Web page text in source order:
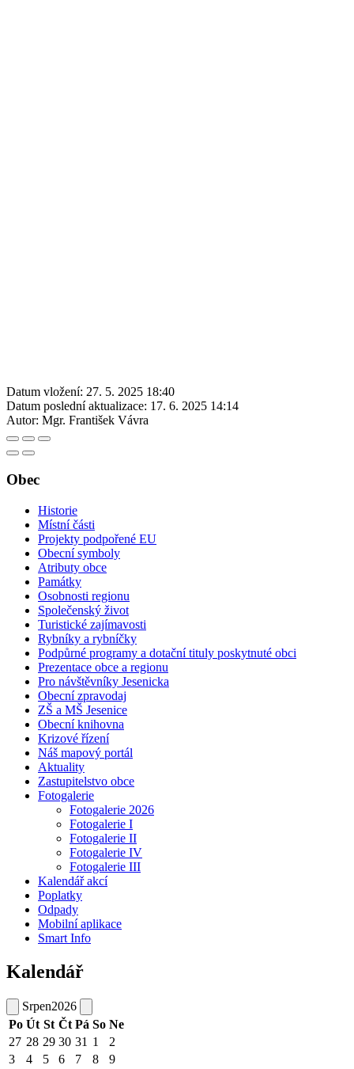
Datum vložení: 27. 5. 2025 18:40
Datum poslední aktualizace: 17. 6. 2025 14:14
Autor: Mgr. František Vávra
Obec
Historie
Místní části
Projekty podpořené EU
Obecní symboly
Atributy obce
Památky
Osobnosti regionu
Společenský život
Turistické zajímavosti
Rybníky a rybníčky
Podpůrné programy a dotační tituly poskytnuté obci
Prezentace obce a regionu
Pro návštěvníky Jesenicka
Obecní zpravodaj
ZŠ a MŠ Jesenice
Obecní knihovna
Krizové řízení
Náš mapový portál
Aktuality
Zastupitelstvo obce
Fotogalerie
Fotogalerie 2026
Fotogalerie I
Fotogalerie II
Fotogalerie IV
Fotogalerie III
Kalendář akcí
Poplatky
Odpady
Mobilní aplikace
Smart Info
Kalendář
Srpen2026
Po Út St Čt Pá So Ne
27 28 29 30 31 1
2
3
4 5 6 7 8
9